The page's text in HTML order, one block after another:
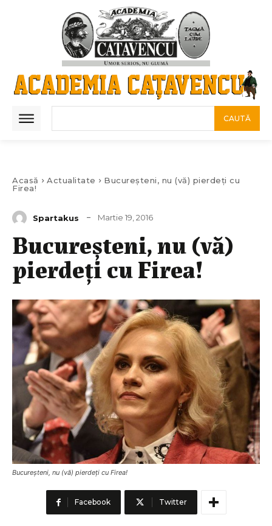
CAUTĂ
Acasă Actualitate
Bucureșteni, nu (vă) pierdeți cu
Firea!
Spartakus Martie 19, 2016
Bucureșteni, nu (vă)
pierdeți cu Firea!
Bucureșteni, nu (vă) pierdeți cu Firea!
Facebook Twitter